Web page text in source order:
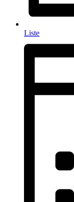
Liste